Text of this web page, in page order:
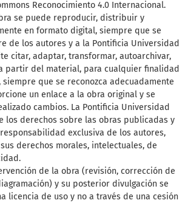
Reconocimiento 4.0 Internacional.
se puede reproducir, distribuir y
en formato digital, siempre que se
de los autores y a la Pontificia Universidad
citar, adaptar, transformar, autoarchivar,
partir del material, para cualquier finalidad
que se reconozca adecuadamente
un enlace a la obra original y se
cambios. La Pontificia Universidad
los derechos sobre las obras publicadas y
exclusiva de los autores,
derechos morales, intelectuales, de
de la obra (revisión, corrección de
y su posterior divulgación se
licencia de uso y no a través de una cesión